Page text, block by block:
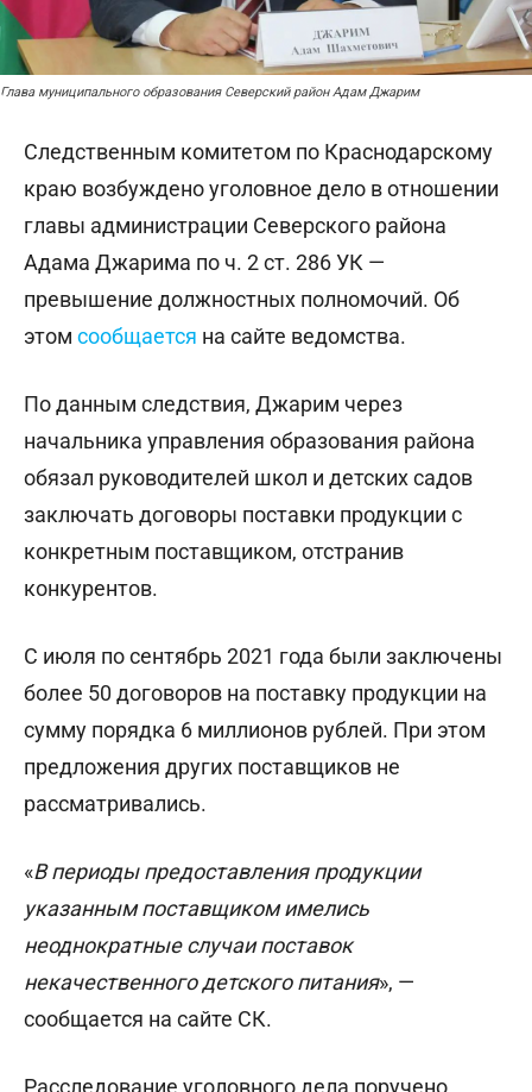
Глава муниципального образования Северский район Адам Джарим
Следственным комитетом по Краснодарскому
краю возбуждено уголовное дело в отношении
главы администрации Северского района
Адама Джарима по ч. 2 ст. 286 УК —
превышение должностных полномочий. Об
этом сообщается на сайте ведомства.
По данным следствия, Джарим через
начальника управления образования района
обязал руководителей школ и детских садов
заключать договоры поставки продукции с
конкретным поставщиком, отстранив
конкурентов.
С июля по сентябрь 2021 года были заключены
более 50 договоров на поставку продукции на
сумму порядка 6 миллионов рублей. При этом
предложения других поставщиков не
рассматривались.
«В периоды предоставления продукции
указанным поставщиком имелись
неоднократные случаи поставок
некачественного детского питания», —
сообщается на сайте СК.